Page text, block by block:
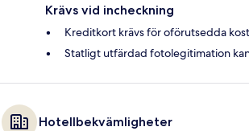
Krävs vid incheckning
Kreditkort krävs för oförutsedda
Statligt utfärdad fotolegitimation
Hotellbekvämligheter